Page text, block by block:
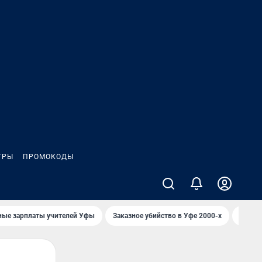
ПРОМОКОДЫ
зарплаты учителей Уфы Заказное убийство в Уфе 2000-х